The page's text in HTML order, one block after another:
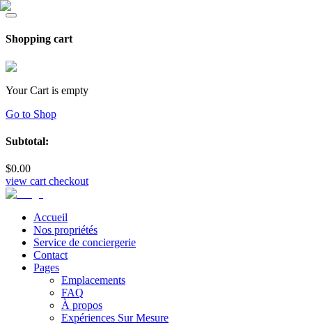
Shopping cart
Your Cart is empty
Go to Shop
Subtotal:
$0.00
view cart checkout
Accueil
Nos propriétés
Service de conciergerie
Contact
Pages
Emplacements
FAQ
À propos
Expériences Sur Mesure